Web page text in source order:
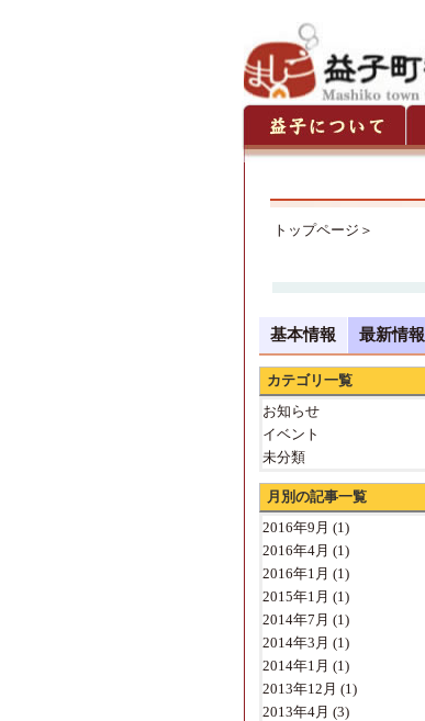
トップページ ＞
基本情報 最新情報
カテゴリ一覧
お知らせ
イベント
未分類
月別の記事一覧
2016年9月 (1)
2016年4月 (1)
2016年1月 (1)
2015年1月 (1)
2014年7月 (1)
2014年3月 (1)
2014年1月 (1)
2013年12月 (1)
2013年4月 (3)